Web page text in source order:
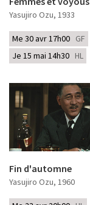
Yasujiro Ozu, 1933
Me 30 avr 17h00 GF
Je 15 mai 14h30 HL
Fin d'automne
Yasujiro Ozu, 1960